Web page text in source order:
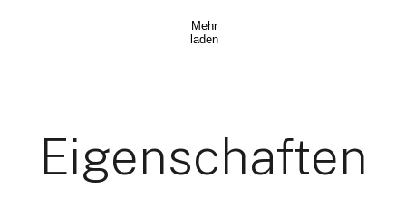
Mehr
laden
Eigenschaften